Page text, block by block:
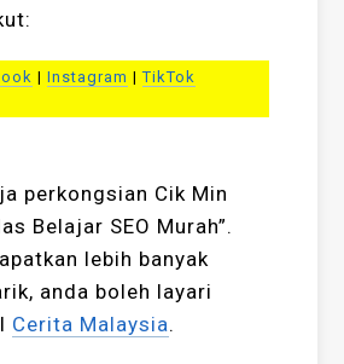
| Instagram |TikTok
perkongsian Cik Min
Belajar SEO Murah”.
lebih banyak
anda boleh layari
Cerita Malaysia.